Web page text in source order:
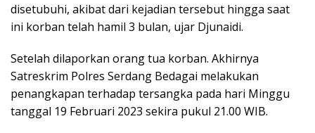
disetubuhi, akibat dari kejadian tersebut hingga saat
ini korban telah hamil 3 bulan, ujar Djunaidi.
Setelah dilaporkan orang tua korban. Akhirnya
Satreskrim Polres Serdang Bedagai melakukan
penangkapan terhadap tersangka pada hari Minggu
tanggal 19 Februari 2023 sekira pukul 21.00 WIB.